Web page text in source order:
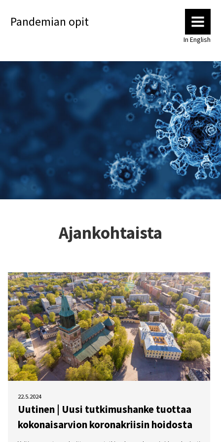
Pandemian opit MENU
In English
Ajankohtaista
22.5.2024
Uutinen | Uusi tutkimushanke tuottaa
kokonaisarvion koronakriisin hoidosta